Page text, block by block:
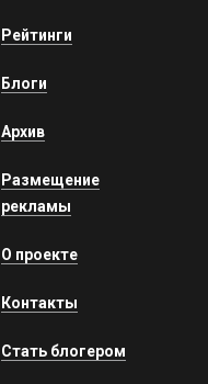
Рейтинги
Блоги
Архив
Размещение
рекламы
О проекте
Контакты
Стать блогером